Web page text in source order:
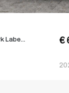
Labe...
€